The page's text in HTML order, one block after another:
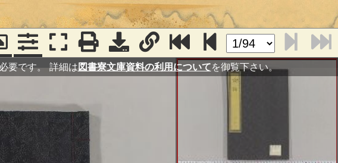
要です。詳細は図書寮文庫資料の利用についてを御覧下さい。